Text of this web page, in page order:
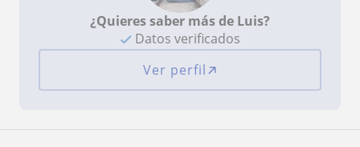
¿Quieres saber más de Luis?
Datos verificados
Ver perfil